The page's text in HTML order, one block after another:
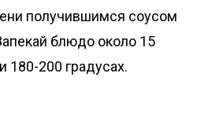
получившимся соусом
блюдо около 15
180-200 градусах.